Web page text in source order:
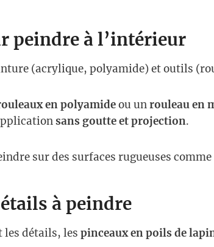
peindre à l’intérieur
(acrylique, polyamide) et outils
en polyamideou unrouleau en
sans goutte et projection.
sur des surfaces rugueuses
à peindre
détails, les pinceaux en poils de